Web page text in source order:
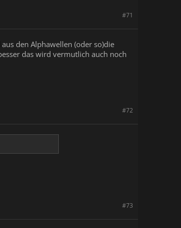
#71
den Alphawellen (oder so)die
das wird vermutlich auch noch
#72
#73